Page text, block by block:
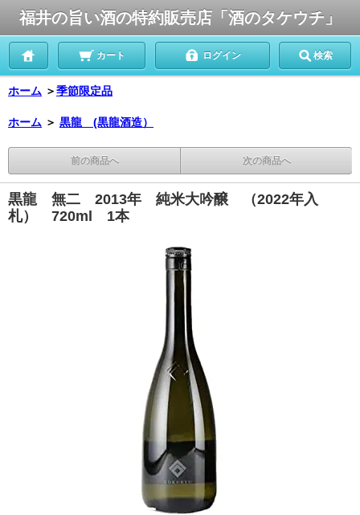
福井の旨い酒の特約販売店「酒のタケウチ」
カート ログイン 検索
ホーム ＞季節限定品
ホーム ＞ 黒龍 (黒龍酒造）
前の商品へ 次の商品へ
黒龍 無二 2013年 純米大吟醸 （2022年入
札） 720ml 1本